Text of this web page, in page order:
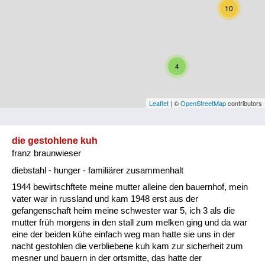
Vorarlberg
Besatzungsmächte
Frauen, Mütter, Kinder
Versorgung
Heimkehrer
10
4
Leaflet | ©OpenStreetMapcontributors
die gestohlene kuh
franz braunwieser
diebstahl - hunger - familiärer zusammenhalt
1944 bewirtschftete meine mutter alleine den bauernhof, mein
vater war in russland und kam 1948 erst aus der
gefangenschaft heim meine schwester war 5, ich 3 als die
mutter früh morgens in den stall zum melken ging und da war
eine der beiden kühe einfach weg man hatte sie uns in der
nacht gestohlen die verbliebene kuh kam zur sicherheit zum
mesner und bauern in der ortsmitte, das hatte der